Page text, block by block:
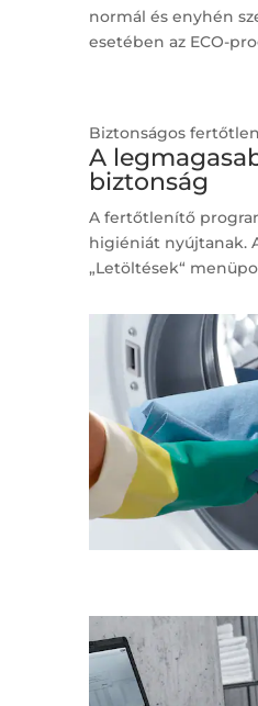
normál és enyhén
esetében az ECO-
Biztonságos
A
biztonság
A fertőtlenítő
higiéniát nyújtanak.
„Letöltések“